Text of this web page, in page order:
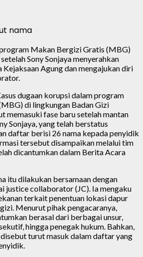
Makan Bergizi Gratis (MBG)
Sony Sonjaya menyerahkan
Agung dan mengajukan diri
dugaan korupsi dalam program
di lingkungan Badan Gizi
memasuki fase baru setelah mantan
Sonjaya, yang telah berstatus
daftar berisi 26 nama kepada penyidik
tersebut disampaikan melalui tim
dicantumkan dalam Berita Acara
itu dilakukan bersamaan dengan
justice collaborator (JC). Ia mengaku
terkait penentuan lokasi dapur
Menurut pihak pengacaranya,
berasal dari berbagai unsur,
hingga penegak hukum. Bahkan,
turut masuk dalam daftar yang